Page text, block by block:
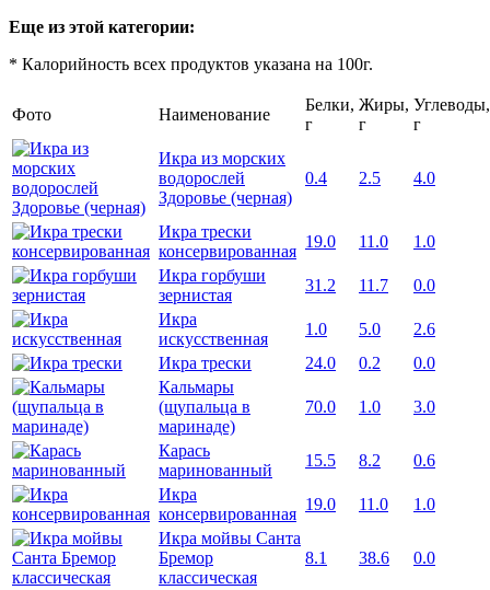
Еще из этой категории:
* Калорийность всех продуктов указана на 100г.
Фото Наименование
Белки,
г
Жиры,
г
Углеводы,
г
Икра из морских
водорослей
Здоровье (черная)
0.4 2.5 4.0
Икра трески
консервированная
19.0 11.0
1.0
Икра горбуши
зернистая
31.2 11.7
0.0
Икра
искусственная
1.0 5.0
2.6
Икра трески
24.0 0.2
0.0
Кальмары
(щупальца в
маринаде)
70.0 1.0 3.0
Карась
маринованный
15.5 8.2
0.6
Икра
консервированная
19.0 11.0
1.0
Икра мойвы Санта
Бремор
классическая
8.1 38.6 0.0